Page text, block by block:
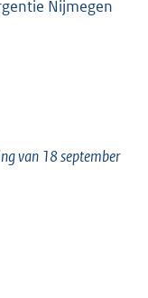
Nijmegen
van 18 september